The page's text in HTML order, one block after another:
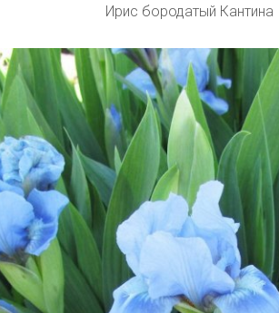
Ирис бородатый Кантина